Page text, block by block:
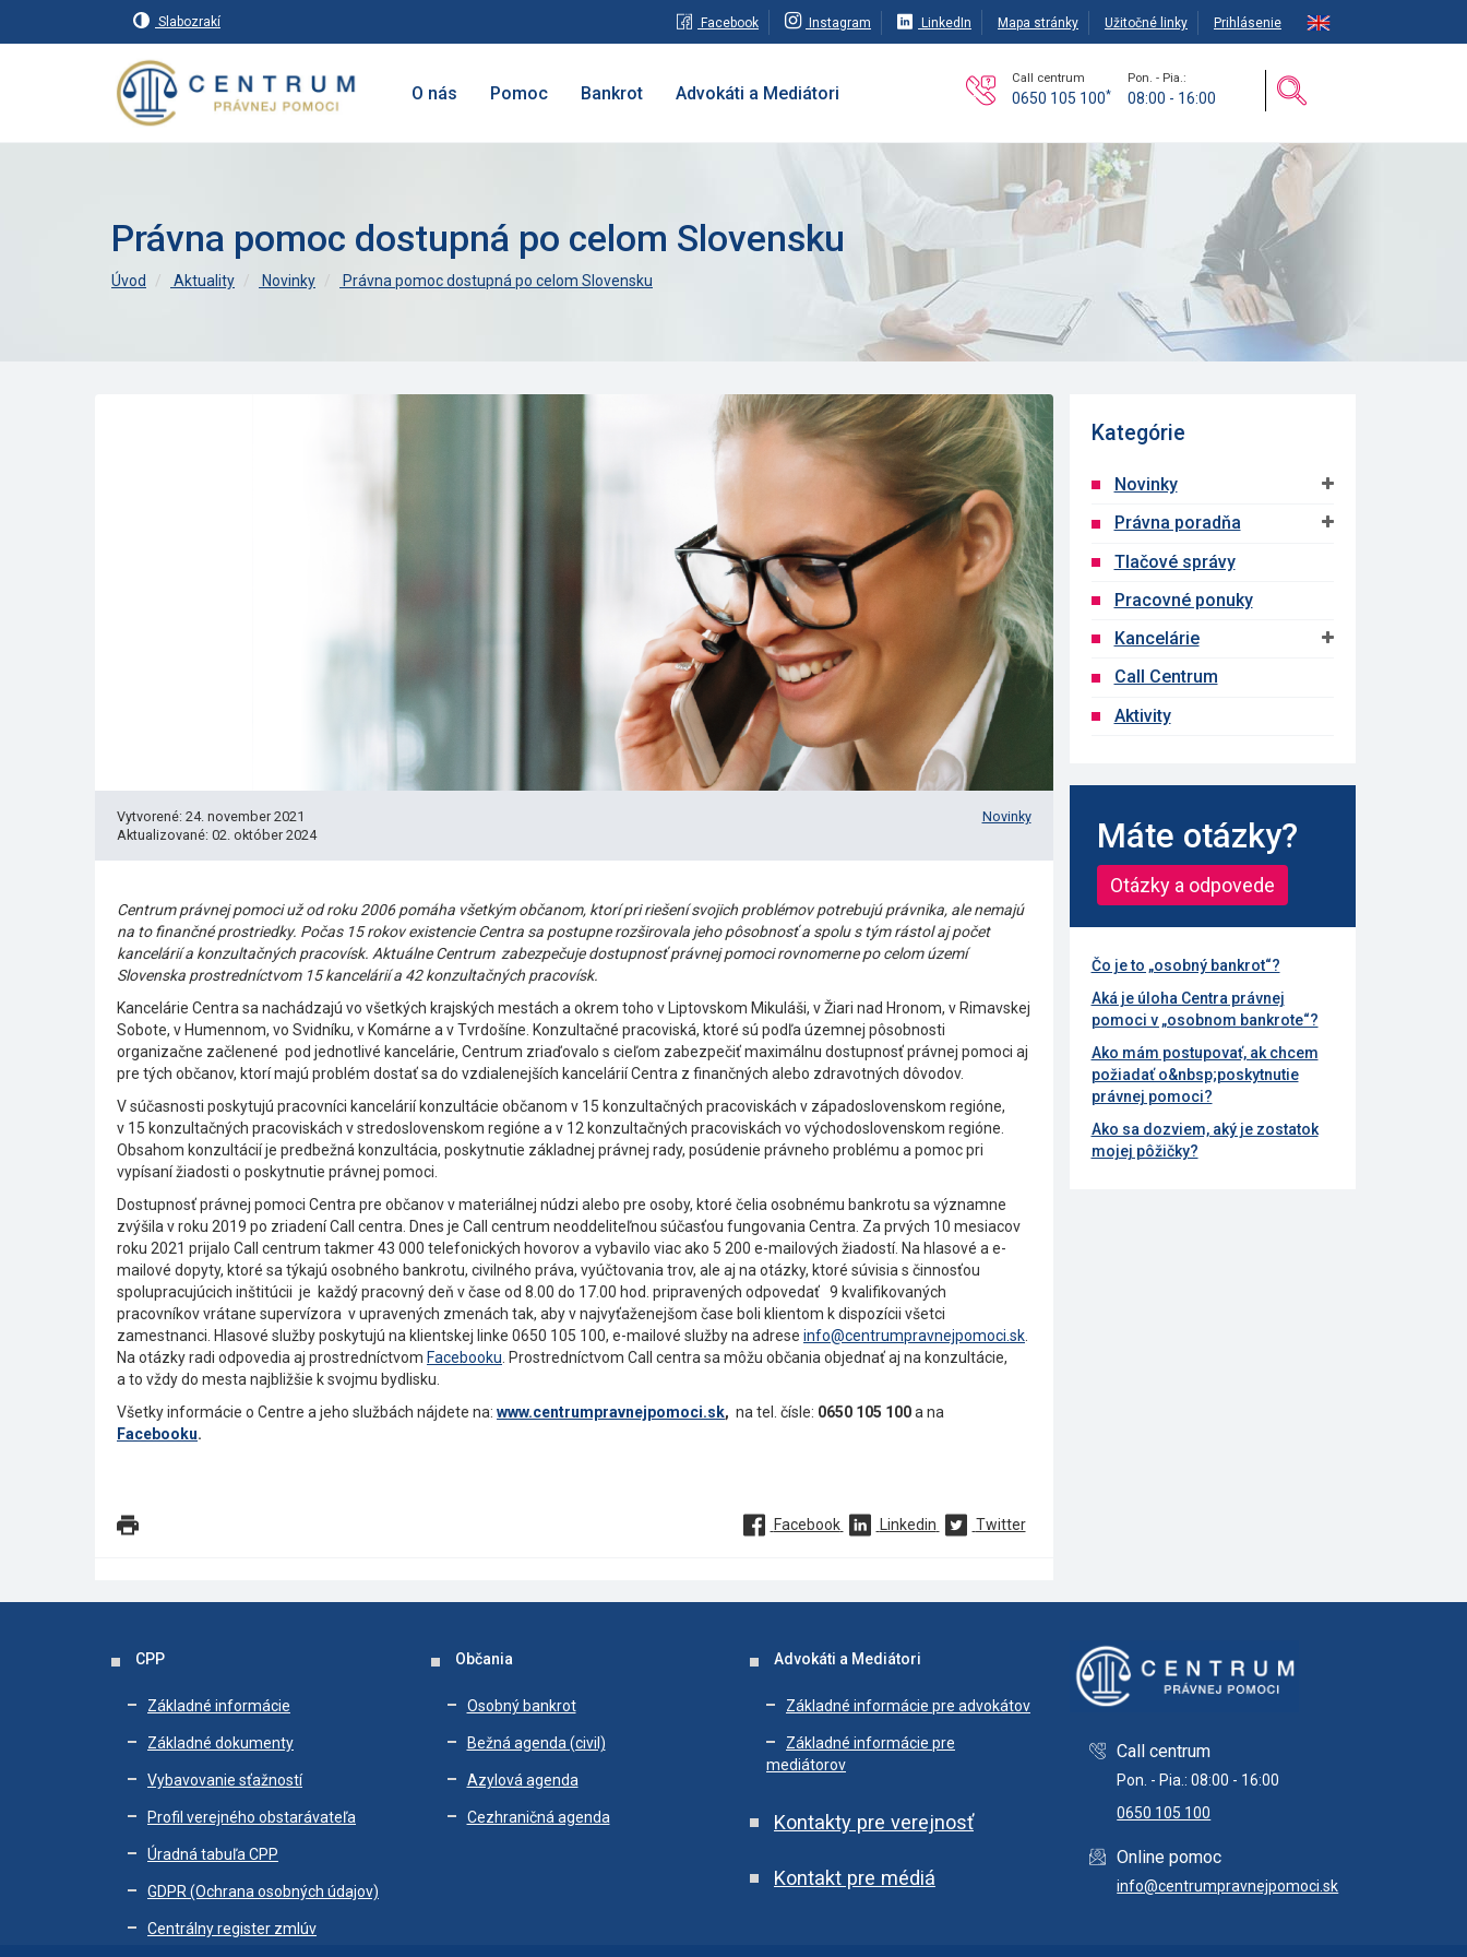
Slabozrakí Facebook Instagram LinkedIn Mapa stránky Užitočné linky Prihlásenie
O nás Pomoc Bankrot Advokáti a Mediátori
Call centrum
0650 105 100*
Pon. - Pia.:
08:00 - 16:00
Právna pomoc dostupná po celom Slovensku
Úvod Aktuality Novinky Právna pomoc dostupná po celom Slovensku
Vytvorené: 24. november 2021
Aktualizované: 02. október 2024
Novinky
Centrum právnej pomoci už od roku 2006 pomáha všetkým občanom, ktorí pri riešení svojich problémov potrebujú právnika, ale nemajú
na to finančné prostriedky. Počas 15 rokov existencie Centra sa postupne rozširovala jeho pôsobnosť a spolu s tým rástol aj počet
kancelárií a konzultačných pracovísk. Aktuálne Centrum zabezpečuje dostupnosť právnej pomoci rovnomerne po celom území
Slovenska prostredníctvom 15 kancelárií a 42 konzultačných pracovísk.
Kancelárie Centra sa nachádzajú vo všetkých krajských mestách a okrem toho v Liptovskom Mikuláši, v Žiari nad Hronom, v Rimavskej
Sobote, v Humennom, vo Svidníku, v Komárne a v Tvrdošíne. Konzultačné pracoviská, ktoré sú podľa územnej pôsobnosti
organizačne začlenené pod jednotlivé kancelárie, Centrum zriaďovalo s cieľom zabezpečiť maximálnu dostupnosť právnej pomoci aj
pre tých občanov, ktorí majú problém dostať sa do vzdialenejších kancelárií Centra z finančných alebo zdravotných dôvodov.
V súčasnosti poskytujú pracovníci kancelárií konzultácie občanom v 15 konzultačných pracoviskách v západoslovenskom regióne,
v 15 konzultačných pracoviskách v stredoslovenskom regióne a v 12 konzultačných pracoviskách vo východoslovenskom regióne.
Obsahom konzultácií je predbežná konzultácia, poskytnutie základnej právnej rady, posúdenie právneho problému a pomoc pri
vypísaní žiadosti o poskytnutie právnej pomoci.
Dostupnosť právnej pomoci Centra pre občanov v materiálnej núdzi alebo pre osoby, ktoré čelia osobnému bankrotu sa významne
zvýšila v roku 2019 po zriadení Call centra. Dnes je Call centrum neoddeliteľnou súčasťou fungovania Centra. Za prvých 10 mesiacov
roku 2021 prijalo Call centrum takmer 43 000 telefonických hovorov a vybavilo viac ako 5 200 e-mailových žiadostí. Na hlasové a e-
mailové dopyty, ktoré sa týkajú osobného bankrotu, civilného práva, vyúčtovania trov, ale aj na otázky, ktoré súvisia s činnosťou
spolupracujúcich inštitúcii je každý pracovný deň v čase od 8.00 do 17.00 hod. pripravených odpovedať 9 kvalifikovaných
pracovníkov vrátane supervízora v upravených zmenách tak, aby v najvyťaženejšom čase boli klientom k dispozícii všetci
zamestnanci. Hlasové služby poskytujú na klientskej linke 0650 105 100, e-mailové služby na adrese info@centrumpravnejpomoci.sk
Na otázky radi odpovedia aj prostredníctvom Facebooku . Prostredníctvom Call centra sa môžu občania objednať aj na konzultácie,
a to vždy do mesta najbližšie k svojmu bydlisku.
Všetky informácie o Centre a jeho službách nájdete na: www.centrumpravnejpomoci.sk, na tel. čísle: 0650 105 100a na
Facebooku.
Facebook Linkedin Twitter
Kategórie
Novinky
Právna poradňa
Tlačové správy
Pracovné ponuky
Kancelárie
Call Centrum
Aktivity
Máte otázky?
Otázky a odpovede
Čo je to „osobný bankrot“?
Aká je úloha Centra právnej
pomoci v „osobnom bankrote“?
Ako mám postupovať, ak chcem
požiadať o&nbsp;poskytnutie
právnej pomoci?
Ako sa dozviem, aký je zostatok
mojej pôžičky?
CPP
Základné informácie
Základné dokumenty
Vybavovanie sťažností
Profil verejného obstarávateľa
Úradná tabuľa CPP
GDPR (Ochrana osobných údajov)
Centrálny register zmlúv
Občania
Osobný bankrot
Bežná agenda (civil)
Azylová agenda
Cezhraničná agenda
Advokáti a Mediátori
Základné informácie pre advokátov
Základné informácie pre
mediátorov
Kontakty pre verejnosť
Kontakt pre médiá
Call centrum
Pon. - Pia.: 08:00 - 16:00
0650 105 100
Online pomoc
info@centrumpravnejpomoci.sk